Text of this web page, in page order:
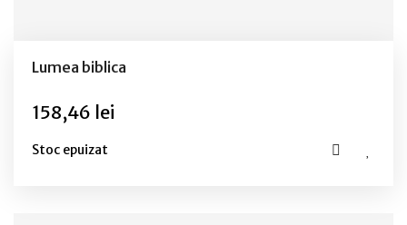
Lumea biblica
158,46 lei
Stoc epuizat